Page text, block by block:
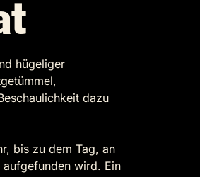
hügeliger
dazu
bis zu dem Tag, an
wird. Ein